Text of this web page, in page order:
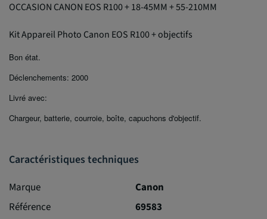
OCCASION CANON EOS R100 + 18-45MM + 55-210MM
Kit Appareil Photo Canon EOS R100 + objectifs
Bon état.
Déclenchements: 2000
Livré avec:
Chargeur, batterie, courroie, boîte, capuchons d'objectif.
Caractéristiques techniques
Marque
Canon
Référence
69583